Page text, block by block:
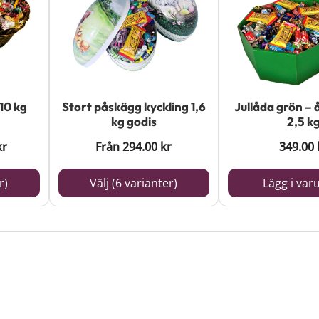
kg
Stort påskägg kyckling 1,6
kg godis
Från294.00 kr
Välj (6 varianter)
flera
varianter.
alternativen
på
produktsidan
Jullåda grön –
2,5 kg
349.00
Lägg i